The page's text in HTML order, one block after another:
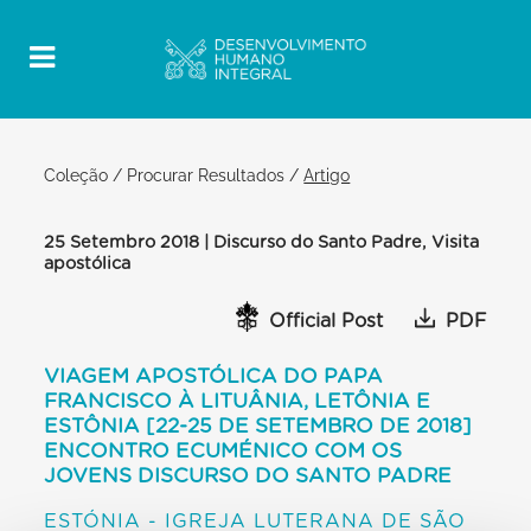
Coleção / Procurar Resultados /Artigo
25 Setembro 2018 | Discurso do Santo Padre, Visita
apostólica
Official Post PDF
VIAGEM APOSTÓLICA DO PAPA
FRANCISCO À LITUÂNIA, LETÔNIA E
ESTÔNIA [22-25 DE SETEMBRO DE 2018]
ENCONTRO ECUMÉNICO COM OS
JOVENS DISCURSO DO SANTO PADRE
ESTÓNIA - IGREJA LUTERANA DE SÃO